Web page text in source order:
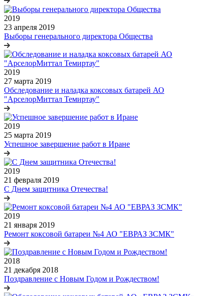
2019
23 апреля 2019
Выборы генерального директора Общества
2019
27 марта 2019
Обследование и наладка коксовых батарей АО
"АрселорМиттал Темиртау"
2019
25 марта 2019
Успешное завершение работ в Иране
2019
21 февраля 2019
С Днем защитника Отечества!
2019
21 января 2019
Ремонт коксовой батареи №4 АО "ЕВРАЗ ЗСМК"
2018
21 декабря 2018
Поздравление с Новым Годом и Рождеством!